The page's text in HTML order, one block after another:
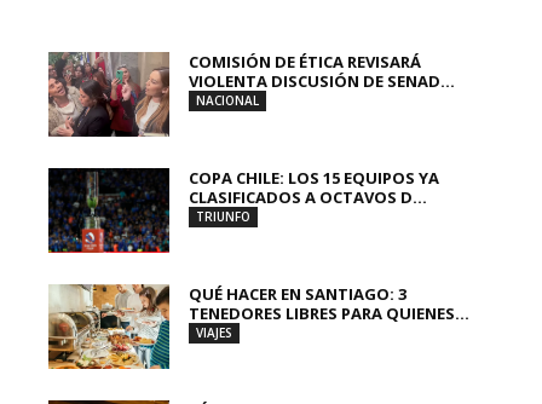
COMISIÓN DE ÉTICA REVISARÁ
VIOLENTA DISCUSIÓN DE SENAD...
NACIONAL
COPA CHILE: LOS 15 EQUIPOS YA
CLASIFICADOS A OCTAVOS D...
TRIUNFO
QUÉ HACER EN SANTIAGO: 3
TENEDORES LIBRES PARA QUIENES...
VIAJES